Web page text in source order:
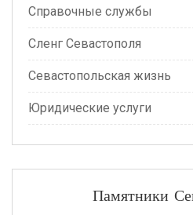
Справочные службы
Сленг Севастополя
Севастопольская жизнь
Юридические услуги
Памятники